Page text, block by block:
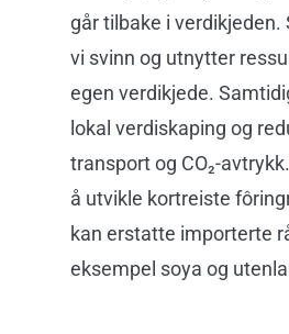
går tilbake i verdikjeden.
vi svinn og utnytter
egen verdikjede.
lokal verdiskaping og
transport og CO₂-
å utvikle kortreiste
kan erstatte importerte
eksempel soya og